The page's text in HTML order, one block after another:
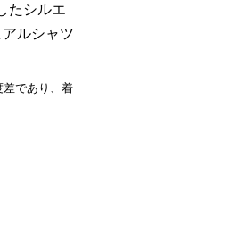
たシルエ
ルシャツ
差であり、着